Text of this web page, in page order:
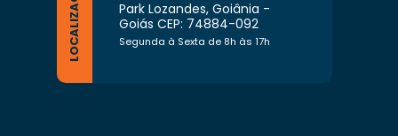
LOCALIZAÇÃO
Park Lozandes, Goiânia -
Goiás CEP: 74884-092
Segunda à Sexta de 8h às 17h